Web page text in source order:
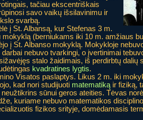
tačiau ekscentriškais
savo vaikų išsilavinimu ir
svarbą.
į St. Albansą, kur Stefenas 3 m.
mokyklą (berniukams iki 10 m. amžiaus
į St. Albanso mokyklą. Mokykloje
nebuvo tvarkingi, o įvertinimai
stalo žaidimais, iš perdirbtų dalių
kvadratines lygtis.
Visatos paslaptys. Likus 2 m. iki
kad nori studijuoti matematiką ir fiziką,
sūnui geros ateities. Tėvas
kuriame nebuvo matematikos
fizikos srityje, domėdamasis